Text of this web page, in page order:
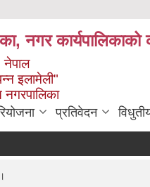
नगर कार्यपालिकाको
नेपाल
इलामेली"
नगरपालिका
प्रतिवेदन